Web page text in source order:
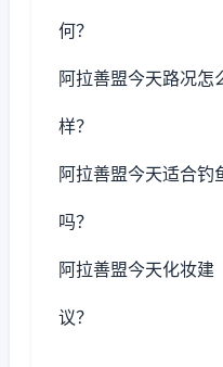
何？
阿拉善盟今天路况怎
样？
阿拉善盟今天适合钓
吗？
阿拉善盟今天化妆建
议？